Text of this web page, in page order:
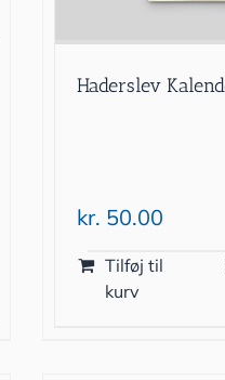
Haderslev
kr. 50.00
Tilføj til
kurv